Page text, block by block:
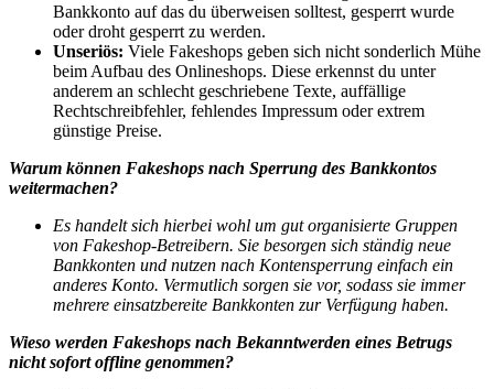
Bankkonto auf das du überweisen solltest, gesperrt wurde
oder droht gesperrt zu werden.
Unseriös: Viele Fakeshops geben sich nicht sonderlich Mühe
beim Aufbau des Onlineshops. Diese erkennst du unter
anderem an schlecht geschriebene Texte, auffällige
Rechtschreibfehler, fehlendes Impressum oder extrem
günstige Preise.
Warum können Fakeshops nach Sperrung des Bankkontos
weitermachen?
Es handelt sich hierbei wohl um gut organisierte Gruppen
von Fakeshop-Betreibern. Sie besorgen sich ständig neue
Bankkonten und nutzen nach Kontensperrung einfach ein
anderes Konto. Vermutlich sorgen sie vor, sodass sie immer
mehrere einsatzbereite Bankkonten zur Verfügung haben.
Wieso werden Fakeshops nach Bekanntwerden eines Betrugs
nicht sofort offline genommen?